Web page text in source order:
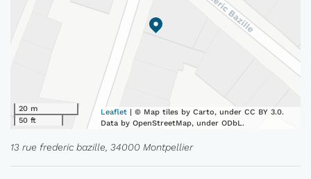
20 m
50 ft
Leaflet | © Map tiles by Carto, under CC BY 3.0.
Data by OpenStreetMap, under ODbL.
13 rue frederic bazille, 34000 Montpellier